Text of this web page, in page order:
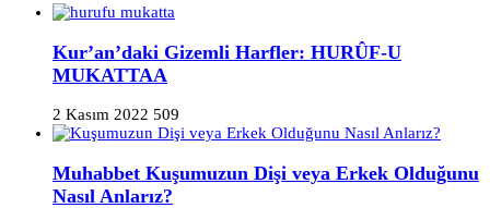
Kur’an’daki Gizemli Harfler: HURÛF-U
MUKATTAA
2 Kasım 2022 509
Muhabbet Kuşumuzun Dişi veya Erkek Olduğunu
Nasıl Anlarız?